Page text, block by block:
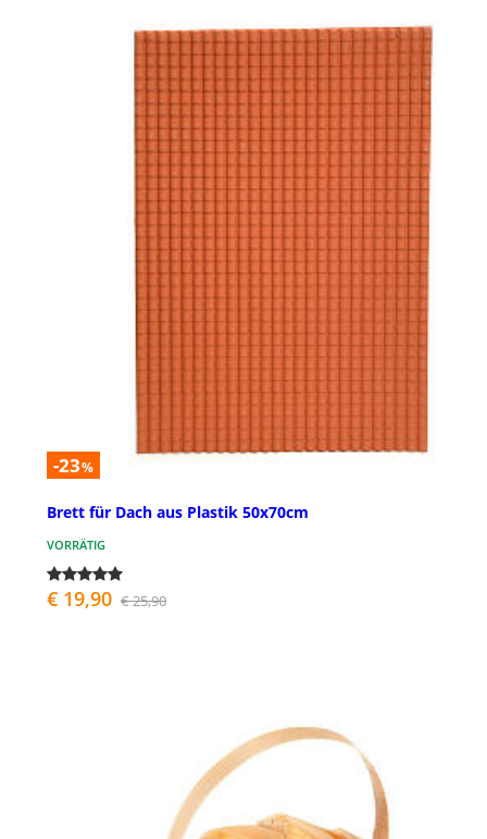
-23%
Brett für Dach aus Plastik 50x70cm
VORRÄTIG
€ 19,90 € 25,90